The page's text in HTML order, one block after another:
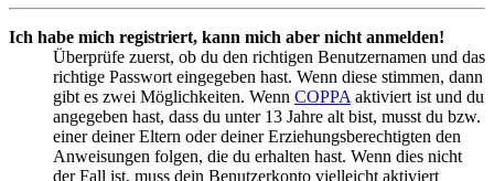
Ich habe mich registriert, kann mich aber nicht anmelden!
Überprüfe zuerst, ob du den richtigen Benutzernamen und das
richtige Passwort eingegeben hast. Wenn diese stimmen, dann
gibt es zwei Möglichkeiten. Wenn COPPA aktiviert ist und du
angegeben hast, dass du unter 13 Jahre alt bist, musst du bzw.
einer deiner Eltern oder deiner Erziehungsberechtigten den
Anweisungen folgen, die du erhalten hast. Wenn dies nicht
der Fall ist, muss dein Benutzerkonto vielleicht aktiviert